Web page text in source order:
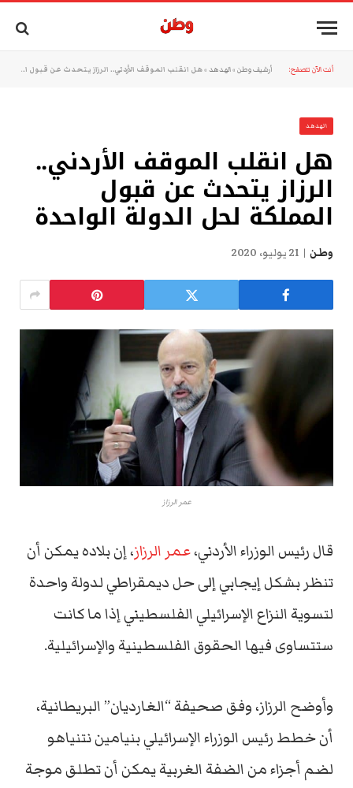
أنت الآن تتصفح: أرشيف وطن »الهدهد »هل انقلب الموقف الأردني.. الرزاز يتحدث عن قبول المملكة لحل الدولة الواحدة
الهدهد
هل انقلب الموقف الأردني..
الرزاز يتحدث عن قبول
المملكة لحل الدولة الواحدة
وطن 21 يوليو، 2020
عمر الرزاز
قال رئيس الوزراء الأردني،عمر الرزاز، إن بلاده يمكن أن
تنظر بشكل إيجابي إلى حل ديمقراطي لدولة واحدة
لتسوية النزاع الإسرائيلي الفلسطيني إذا ما كانت
ستتساوى فيها الحقوق الفلسطينية والإسرائيلية.
وأوضح الرزاز، وفق صحيفة “الغارديان” البريطانية،
أن خطط رئيس الوزراء الإسرائيلي بنيامين نتنياهو
لضم أجزاء من الضفة الغربية يمكن أن تطلق موجة